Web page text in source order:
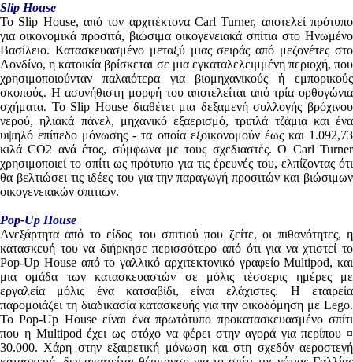
Slip House
Το Slip House, από τον αρχιτέκτονα Carl Turner, αποτελεί πρότυπο
για οικονομικά προσιτά, βιώσιμα οικογενειακά σπίτια στο Ηνωμένο
Βασίλειο. Κατασκευασμένο μεταξύ μιας σειράς από μεζονέτες στο
Λονδίνο, η κατοικία βρίσκεται σε μια εγκαταλελειμμένη περιοχή, που
χρησιμοποιούνταν παλαιότερα για βιομηχανικούς ή εμπορικούς
σκοπούς. Η ασυνήθιστη μορφή του αποτελείται από τρία ορθογώνια
σχήματα. Το Slip House διαθέτει μια δεξαμενή συλλογής βρόχινου
νερού, ηλιακά πάνελ, μηχανικό εξαερισμό, τριπλά τζάμια και ένα
υψηλό επίπεδο μόνωσης - τα οποία εξοικονομούν έως και 1.092,73
κιλά CO2 ανά έτος, σύμφωνα με τους σχεδιαστές. Ο Carl Turner
χρησιμοποιεί το σπίτι ως πρότυπο για τις έρευνές του, ελπίζοντας ότι
θα βελτιώσει τις ιδέες του για την παραγωγή προσιτών και βιώσιμων
οικογενειακών σπιτιών.
Pop-Up House
Ανεξάρτητα από το είδος του σπιτιού που ζείτε, οι πιθανότητες, η
κατασκευή του να διήρκησε περισσότερο από ότι για να χτιστεί το
Pop-Up House από το γαλλικό αρχιτεκτονικό γραφείο Multipod, και
μια ομάδα των κατασκευαστών σε μόλις τέσσερις ημέρες με
εργαλεία μόλις ένα κατσαβίδι, είναι ελάχιστες. Η εταιρεία
παρομοιάζει τη διαδικασία κατασκευής για την οικοδόμηση με Lego.
Το Pop-Up House είναι ένα πρωτότυπο προκατασκευασμένο σπίτι
που η Multipod έχει ως στόχο να φέρει στην αγορά για περίπου ¤
30.000. Χάρη στην εξαιρετική μόνωση και στη σχεδόν αεροστεγή